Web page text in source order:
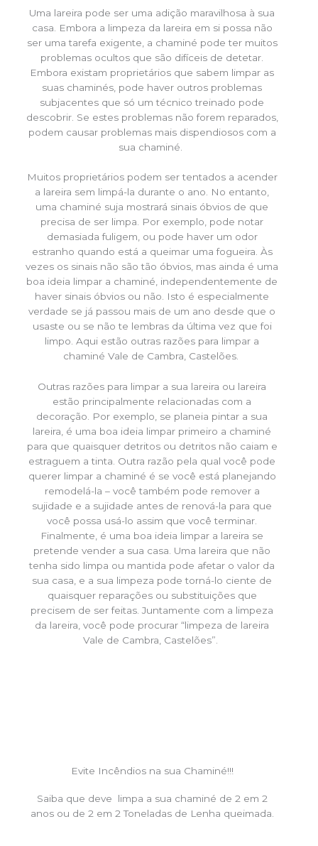
Uma lareira pode ser uma adição maravilhosa à sua
casa. Embora a limpeza da lareira em si possa não
ser uma tarefa exigente, a chaminé pode ter muitos
problemas ocultos que são difíceis de detetar.
Embora existam proprietários que sabem limpar as
suas chaminés, pode haver outros problemas
subjacentes que só um técnico treinado pode
descobrir. Se estes problemas não forem reparados,
podem causar problemas mais dispendiosos com a
sua chaminé.
Muitos proprietários podem ser tentados a acender
a lareira sem limpá-la durante o ano. No entanto,
uma chaminé suja mostrará sinais óbvios de que
precisa de ser limpa. Por exemplo, pode notar
demasiada fuligem, ou pode haver um odor
estranho quando está a queimar uma fogueira. Às
vezes os sinais não são tão óbvios, mas ainda é uma
boa ideia limpar a chaminé, independentemente de
haver sinais óbvios ou não. Isto é especialmente
verdade se já passou mais de um ano desde que o
usaste ou se não te lembras da última vez que foi
limpo. Aqui estão outras razões para limpar a
chaminé Vale de Cambra, Castelões.
Outras razões para limpar a sua lareira ou lareira
estão principalmente relacionadas com a
decoração. Por exemplo, se planeia pintar a sua
lareira, é uma boa ideia limpar primeiro a chaminé
para que quaisquer detritos ou detritos não caiam e
estraguem a tinta. Outra razão pela qual você pode
querer limpar a chaminé é se você está planejando
remodelá-la – você também pode remover a
sujidade e a sujidade antes de renová-la para que
você possa usá-lo assim que você terminar.
Finalmente, é uma boa ideia limpar a lareira se
pretende vender a sua casa. Uma lareira que não
tenha sido limpa ou mantida pode afetar o valor da
sua casa, e a sua limpeza pode torná-lo ciente de
quaisquer reparações ou substituições que
precisem de ser feitas. Juntamente com a limpeza
da lareira, você pode procurar “limpeza de lareira
Vale de Cambra, Castelões”.
Evite Incêndios na sua Chaminé!!!
Saiba que deve limpa a sua chaminé de 2 em 2
anos ou de 2 em 2 Toneladas de Lenha queimada.